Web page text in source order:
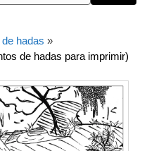
hadas »
de hadas para imprimir)